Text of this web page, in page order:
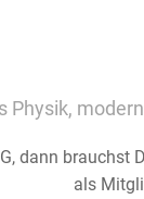
dann brauchst
als